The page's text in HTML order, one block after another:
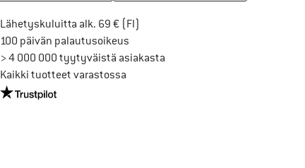
Lähetyskuluitta alk. 69 € (FI)
100 päivän palautusoikeusSiirry palautusoikeuteen täältä
> 4 000 000 tyytyväistä asiakasta
Kaikki tuotteet varastossa
Meillä on Trustpilot -sertifiointi - lue lisää tästä!